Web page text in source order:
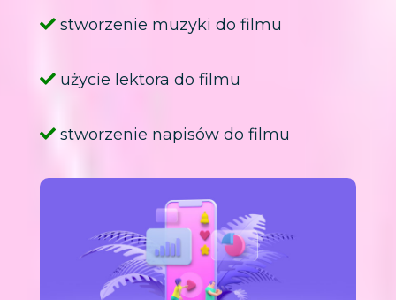
stworzenie muzyki do filmu
użycie lektora do filmu
stworzenie napisów do filmu